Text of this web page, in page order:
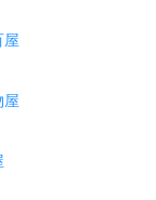
屋
屋